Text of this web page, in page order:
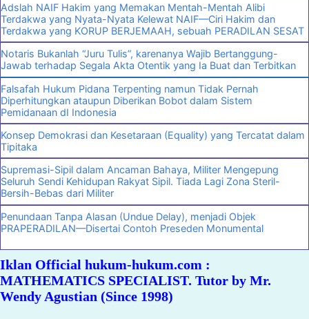
Adslah NAIF Hakim yang Memakan Mentah-Mentah Alibi
Terdakwa yang Nyata-Nyata Kelewat NAIF—Ciri Hakim dan
Terdakwa yang KORUP BERJEMAAH, sebuah PERADILAN SESAT
Notaris Bukanlah “Juru Tulis”, karenanya Wajib Bertanggung-
Jawab terhadap Segala Akta Otentik yang Ia Buat dan Terbitkan
Falsafah Hukum Pidana Terpenting namun Tidak Pernah
Diperhitungkan ataupun Diberikan Bobot dalam Sistem
Pemidanaan dI Indonesia
Konsep Demokrasi dan Kesetaraan (Equality) yang Tercatat dalam
Tipitaka
Supremasi-Sipil dalam Ancaman Bahaya, Militer Mengepung
Seluruh Sendi Kehidupan Rakyat Sipil. Tiada Lagi Zona Steril-
Bersih-Bebas dari Militer
Penundaan Tanpa Alasan (Undue Delay), menjadi Objek
PRAPERADILAN—Disertai Contoh Preseden Monumental
Iklan Official hukum-hukum.com :
MATHEMATICS SPECIALIST. Tutor by Mr.
Wendy Agustian (Since 1998)